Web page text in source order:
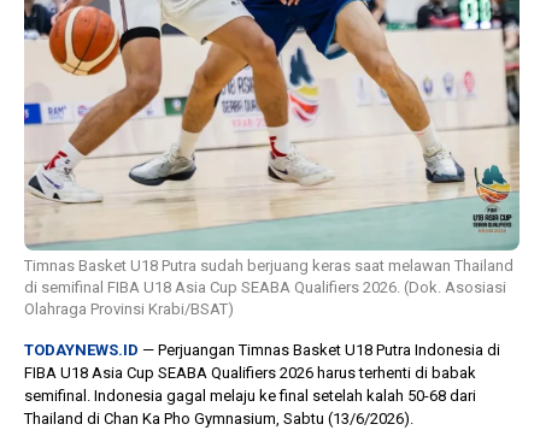
Timnas Basket U18 Putra sudah berjuang keras saat melawan Thailand
di semifinal FIBA U18 Asia Cup SEABA Qualifiers 2026. (Dok. Asosiasi
Olahraga Provinsi Krabi/BSAT)
TODAYNEWS.ID — Perjuangan Timnas Basket U18 Putra Indonesia di
FIBA U18 Asia Cup SEABA Qualifiers 2026 harus terhenti di babak
semifinal. Indonesia gagal melaju ke final setelah kalah 50-68 dari
Thailand di Chan Ka Pho Gymnasium, Sabtu (13/6/2026).